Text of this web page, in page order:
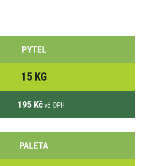
PYTEL
15 KG
195 Kč vč. DPH
PALETA